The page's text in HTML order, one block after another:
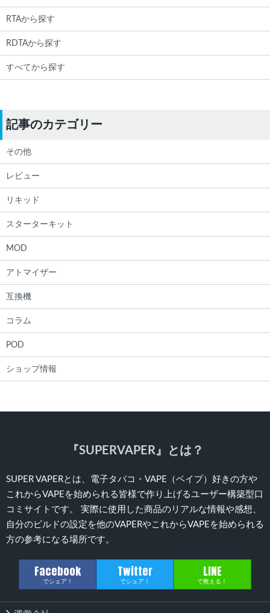
RTAから探す
RDTAから探す
すべてから探す
記事のカテゴリー
その他
レビュー
リキッド
スターターキット
MOD
アトマイザー
互換機
コラム
POD
ショップ情報
『SUPERVAPER』とは？
SUPER VAPERとは、電子タバコ・VAPE（ベイプ）好きの方や
これからVAPEを始められる皆様で作り上げるユーザー構築型口
コミサイトです。 実際に使用した商品のリアルな情報や感想、
自分のビルドの設定を他のVAPERやこれからVAPEを始められる
方の参考になる場所です。
Facebook
でシェア！
Twitter
でシェア！
LINE
で教える！